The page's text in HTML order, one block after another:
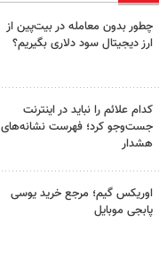
چطور بدون معامله در بیت‌پین از
ارز دیجیتال سود دلاری بگیریم؟
کدام علائم را نباید در اینترنت
جست‌وجو کرد؛ فهرست نشانه‌های
هشدار
اوریکس گیم؛ مرجع خرید یوسی
پابجی موبایل